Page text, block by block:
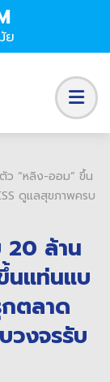
ย
ว “หลิง-ออม” ขึ้น
ดูแลสุขภาพครบ
ล้าน
นแท่นแบ
ตลาด
งจรรับ